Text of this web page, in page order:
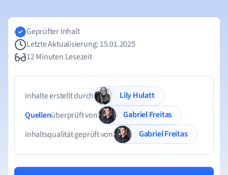
Geprüfter Inhalt
Letzte Aktualisierung: 15.01.2025
12 Minuten Lesezeit
Inhalte erstellt durch
Lily Hulatt
Quellenüberprüft von
Gabriel Freitas
Inhaltsqualität geprüft von
Gabriel Freitas